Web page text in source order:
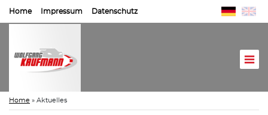
Home Impressum Datenschutz
Home » Aktuelles